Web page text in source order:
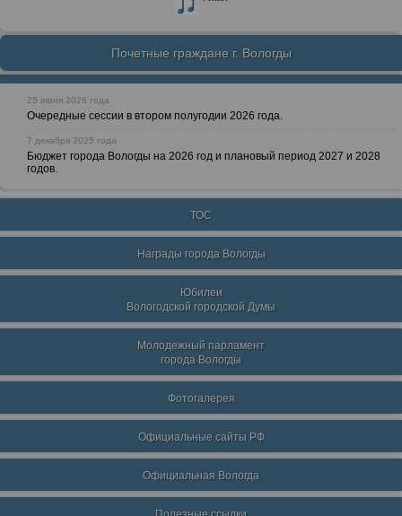
Почетные граждане г. Вологды
25 июня 2026 года
Очередные сессии в втором полугодии 2026 года.
7 декабря 2025 года
Бюджет города Вологды на 2026 год и плановый период 2027 и 2028
годов.
ТОС
Награды города Вологды
Юбилеи
Вологодской городской Думы
Молодежный парламент
города Вологды
Фотогалерея
Официальные сайты РФ
Официальная Вологда